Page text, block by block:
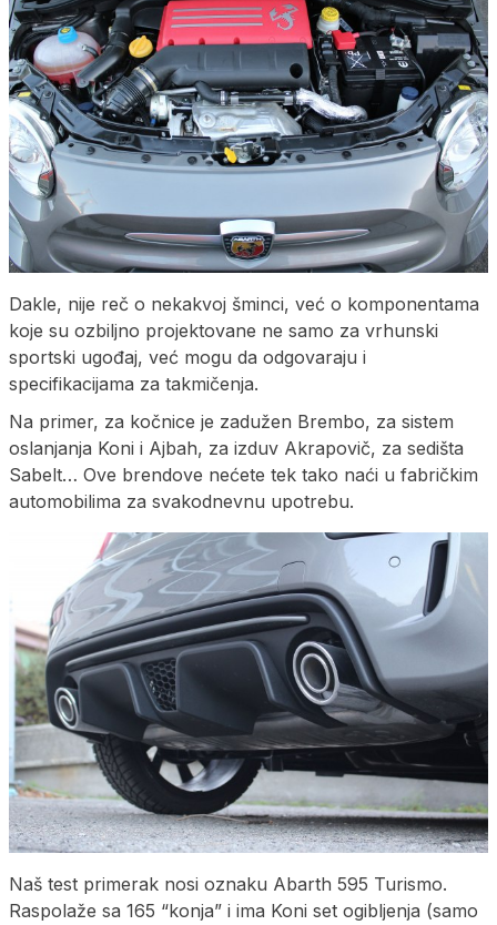
Dakle, nije reč o nekakvoj šminci, već o komponentama
koje su ozbiljno projektovane ne samo za vrhunski
sportski ugođaj, već mogu da odgovaraju i
specifikacijama za takmičenja.
Na primer, za kočnice je zadužen Brembo, za sistem
oslanjanja Koni i Ajbah, za izduv Akrapovič, za sedišta
Sabelt… Ove brendove nećete tek tako naći u fabričkim
automobilima za svakodnevnu upotrebu.
Naš test primerak nosi oznaku Abarth 595 Turismo.
Raspolaže sa 165 “konja” i ima Koni set ogibljenja (samo